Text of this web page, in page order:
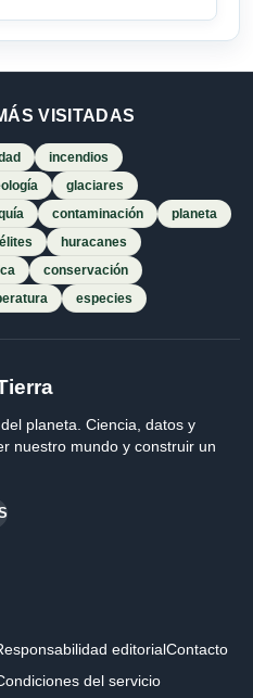
VISITADAS
incendios
glaciares
contaminación
planeta
huracanes
conservación
especies
planeta. Ciencia, datos y
nuestro mundo y construir un
editorialContacto
del servicio